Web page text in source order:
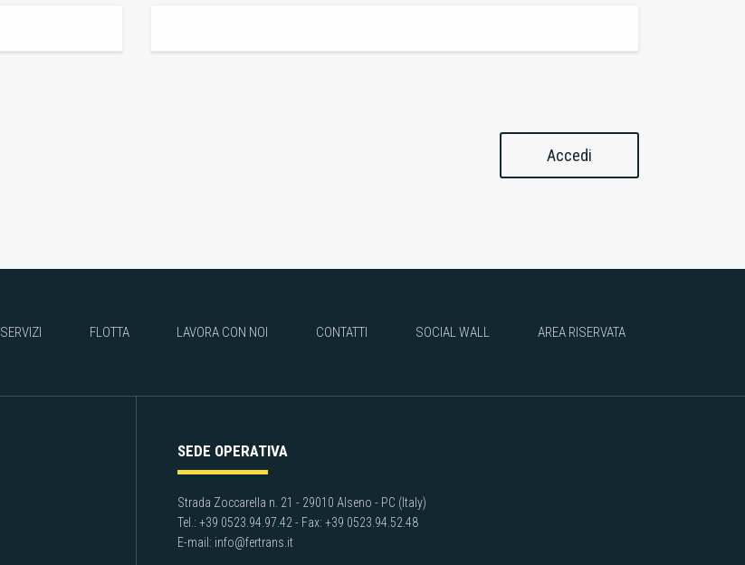
Accedi
SERVIZI FLOTTA LAVORA CON NOI CONTATTI SOCIAL WALL AREA RISERVATA
SEDE OPERATIVA
Strada Zoccarella n. 21 - 29010 Alseno - PC (Italy)
Tel.: +39 0523.94.97.42 - Fax: +39 0523.94.52.48
E-mail: info@fertrans.it